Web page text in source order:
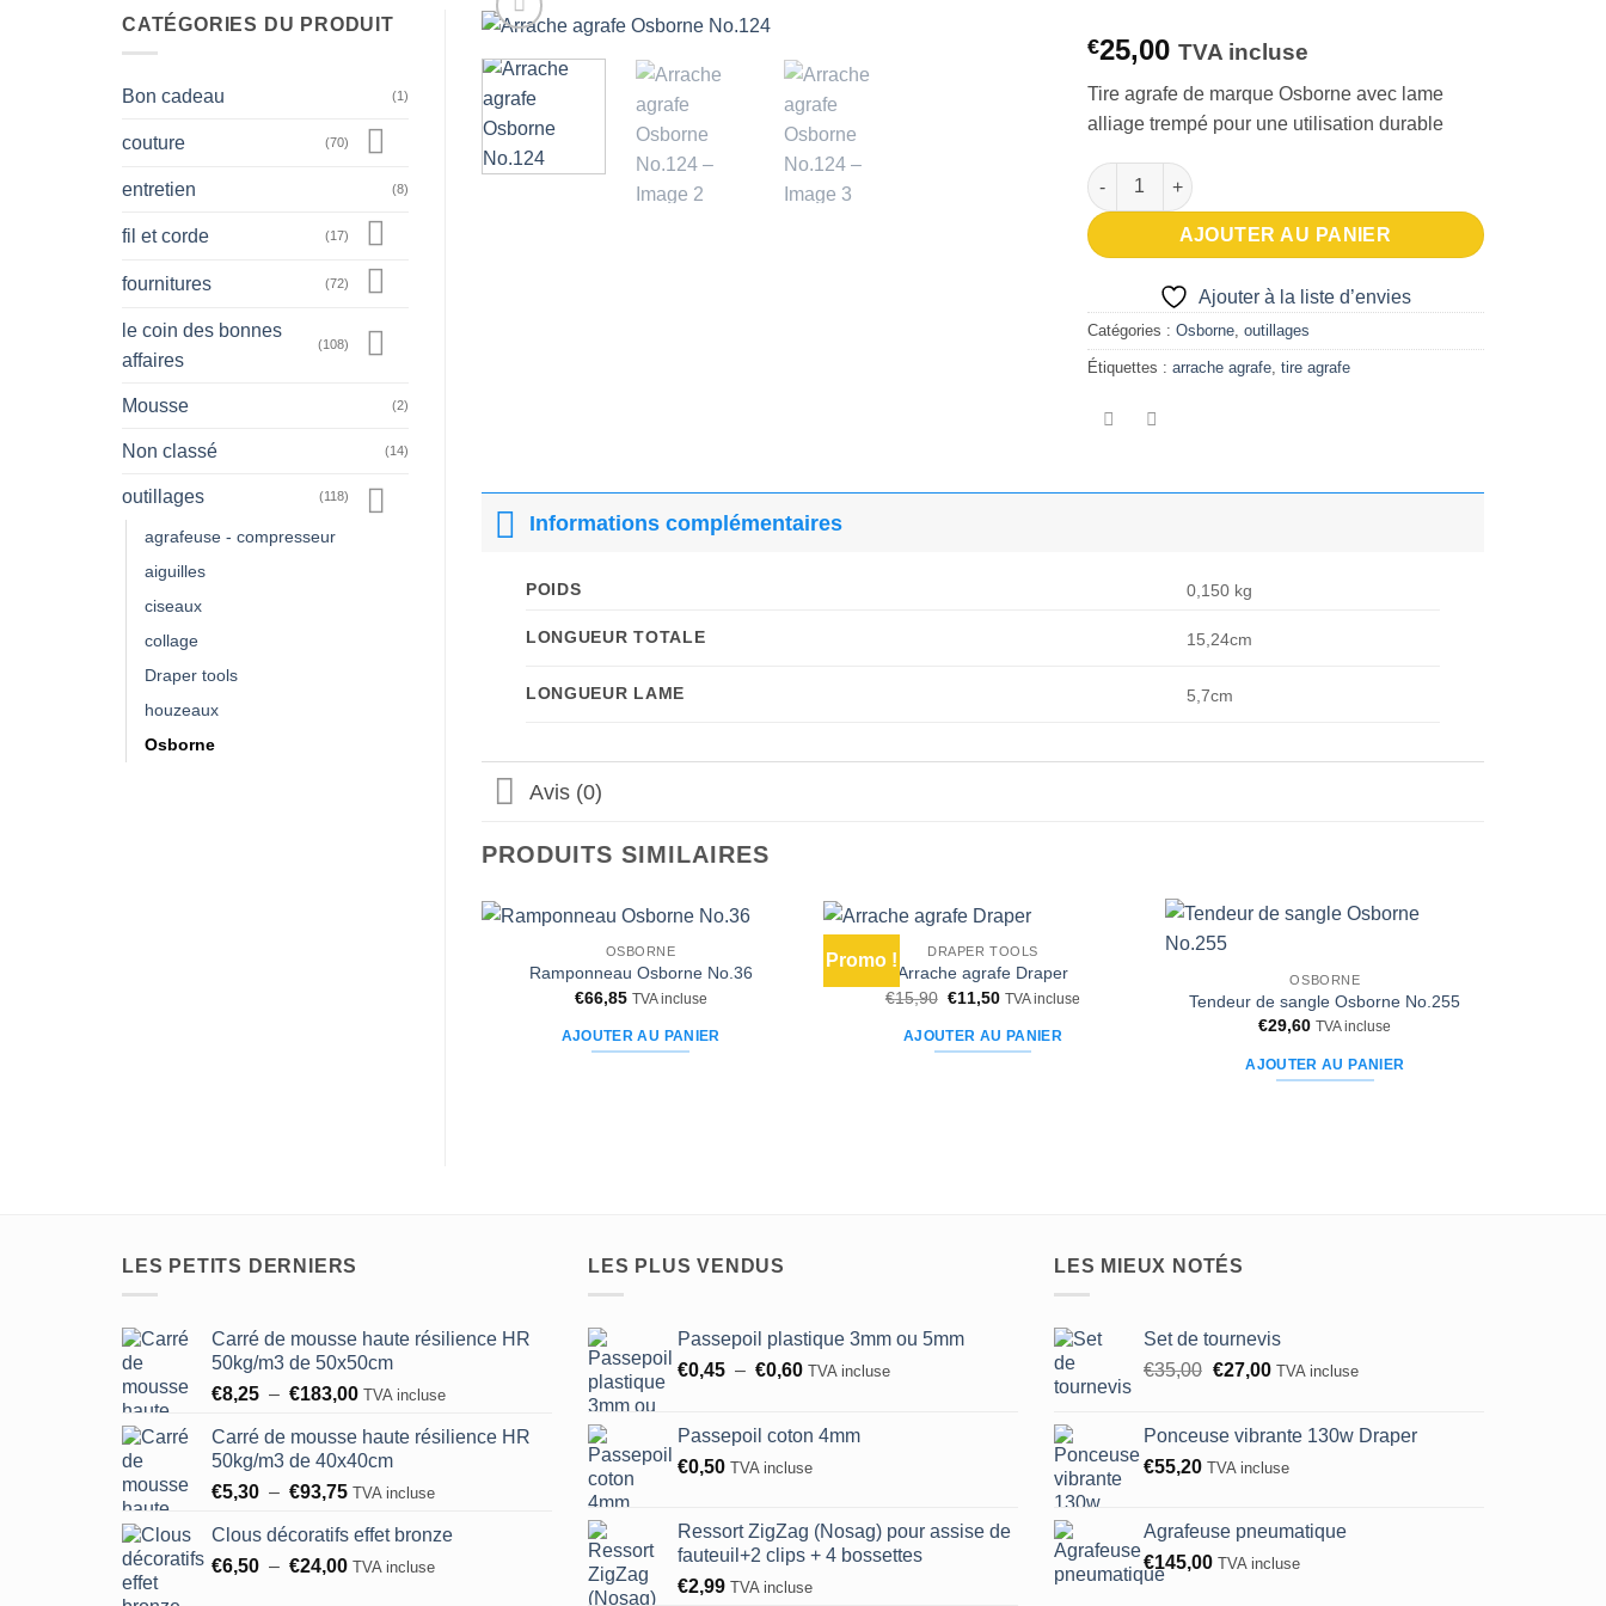
CATÉGORIES DU PRODUIT
Bon cadeau (1)
couture (70)
entretien (8)
fil et corde (17)
fournitures (72)
le coin des bonnes
affaires
(108)
Mousse (2)
Non classé (14)
outillages (118)
agrafeuse - compresseur
aiguilles
ciseaux
collage
Draper tools
houzeaux
Osborne
€25,00 TVA incluse
Tire agrafe de marque Osborne avec lame
alliage trempé pour une utilisation durable
quantité de Arrache agrafe Osborne No.124
AJOUTER AU PANIER
Ajouter à la liste d’envies
Catégories : Osborne, outillages
Étiquettes : arrache agrafe, tire agrafe
Informations complémentaires
POIDS 0,150 kg
LONGUEUR TOTALE 15,24cm
LONGUEUR LAME 5,7cm
Avis (0)
PRODUITS SIMILAIRES
Ajouter
à la liste
OSBORNE
Ramponneau Osborne No.36
€66,85 TVA incluse
AJOUTER AU PANIER
Promo !
d’envies
DRAPER TOOLS
Arrache agrafe Draper
€15,90 Le
initial
était :
€11,50Le
actuel
est :
TVA incluse
AJOUTER AU PANIER
d’envies
OSBORNE
Tendeur de sangle Osborne No.255
€29,60 TVA incluse
AJOUTER AU PANIER
LES PETITS DERNIERS
Carré de mousse haute résilience HR
50kg/m3 de 50x50cm
€8,25 – €183,00Plage
prix :
€8,25
à
TVA incluse
Carré de mousse haute résilience HR
50kg/m3 de 40x40cm
€5,30 – €93,75Plage
prix :
€5,30
TVA incluse
Clous décoratifs effet bronze
€6,50 – €24,00Plage
TVA incluse
LES PLUS VENDUS
Passepoil plastique 3mm ou 5mm
€0,45 – €0,60Plage
€0,45
à
TVA incluse
Passepoil coton 4mm
€0,50 TVA incluse
Ressort ZigZag (Nosag) pour assise de
fauteuil+2 clips + 4 bossettes
€2,99 TVA incluse
LES MIEUX NOTÉS
Set de tournevis
€35,00 Le
était :
€35,00.
€27,00Le
est :
€27,00.
TVA incluse
Ponceuse vibrante 130w Draper
€55,20 TVA incluse
Agrafeuse pneumatique
€145,00 TVA incluse